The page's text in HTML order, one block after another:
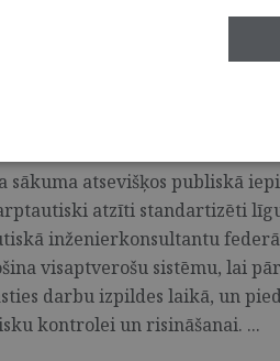
labā prakse –
(1394/1395)
sākuma atsevišķos publiskā
atzīti standartizēti
inženierkonsultantu
visaptverošu sistēmu, lai
darbu izpildes laikā, un
kontrolei un risināšanai. ...